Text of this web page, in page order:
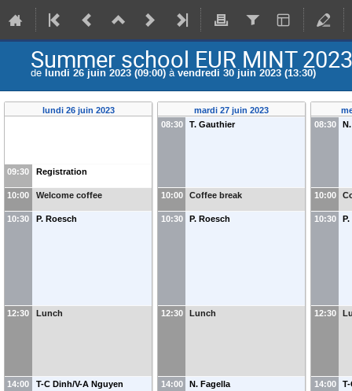
Summer school EUR MINT
de lundi 26 juin 2023 (09:00) àvendredi 30 juin 2023 (13:30)
lundi 26 juin 2023
09:30 Registration
10:00 Welcome coffee
10:30 P. Roesch
12:30 Lunch
14:00 T-C Dinh/V-A Nguyen
mardi 27 juin 2023
08:30
T. Gauthier
10:00 Coffee break
10:30 P. Roesch
12:30 Lunch
14:00 N. Fagella
08:30
10:00
10:30
12:30
14:00